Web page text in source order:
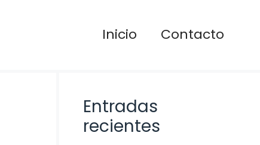
Inicio Contacto
Entradas
recientes